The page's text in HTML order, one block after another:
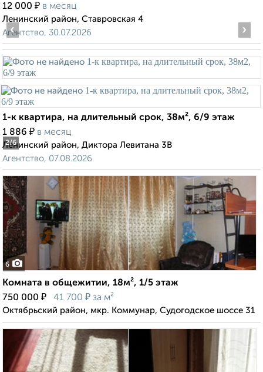
12 000 ₽ в месяц
Ленинский район, Ставровская 4
Агентство, 30.07.2026
2/6
‹ ›
1-к квартира, на длительный срок, 38м², 6/9 этаж
1 886 ₽ в месяц
Ленинский район, Диктора Левитана 3В
Агентство, 07.08.2026
6
Комната в общежитии, 18м², 1/5 этаж
750 000 ₽ 41 700 ₽ за м²
Октябрьский район, мкр. Коммунар, Судогодское шоссе 31